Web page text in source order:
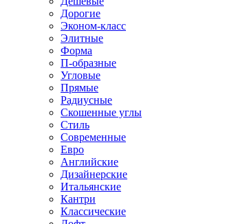
Дорогие
Эконом-класс
Элитные
Форма
П-образные
Угловые
Прямые
Радиусные
Скошенные углы
Стиль
Современные
Евро
Английские
Дизайнерские
Итальянские
Кантри
Классические